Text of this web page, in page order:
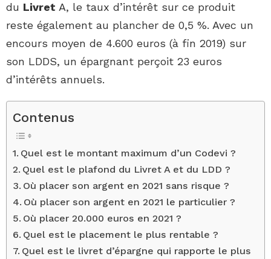
du Livret A, le taux d’intérêt sur ce produit
reste également au plancher de 0,5 %. Avec un
encours moyen de 4.600 euros (à fin 2019) sur
son LDDS, un épargnant perçoit 23 euros
d’intérêts annuels.
Contenus
Quel est le montant maximum d’un Codevi ?
Quel est le plafond du Livret A et du LDD ?
Où placer son argent en 2021 sans risque ?
Où placer son argent en 2021 le particulier ?
Où placer 20.000 euros en 2021 ?
Quel est le placement le plus rentable ?
Quel est le livret d’épargne qui rapporte le plus